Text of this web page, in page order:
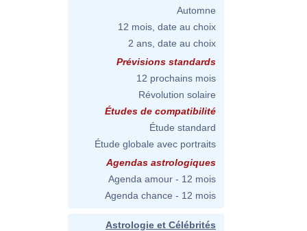
Automne
12 mois, date au choix
2 ans, date au choix
Prévisions standards
12 prochains mois
Révolution solaire
Études de compatibilité
Étude standard
Étude globale avec portraits
Agendas astrologiques
Agenda amour - 12 mois
Agenda chance - 12 mois
Astrologie et Célébrités